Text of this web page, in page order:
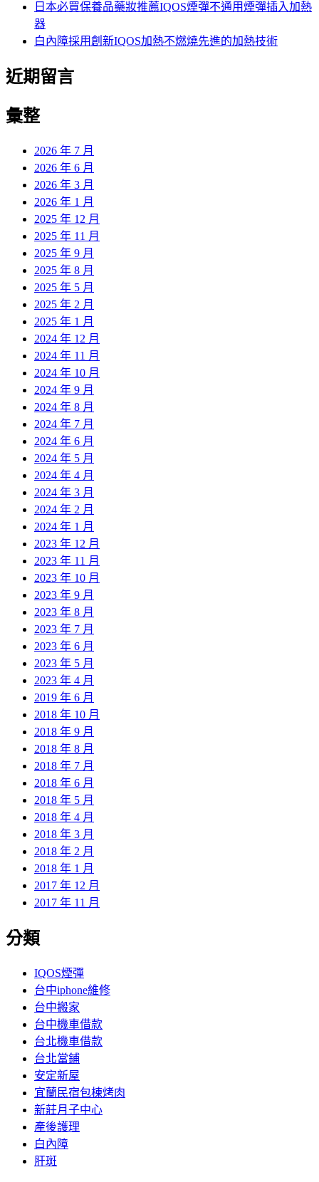
日本必買保養品藥妝推薦IQOS煙彈不通用煙彈插入加熱
器
白內障採用創新IQOS加熱不燃燒先進的加熱技術
近期留言
彙整
2026 年 7 月
2026 年 6 月
2026 年 3 月
2026 年 1 月
2025 年 12 月
2025 年 11 月
2025 年 9 月
2025 年 8 月
2025 年 5 月
2025 年 2 月
2025 年 1 月
2024 年 12 月
2024 年 11 月
2024 年 10 月
2024 年 9 月
2024 年 8 月
2024 年 7 月
2024 年 6 月
2024 年 5 月
2024 年 4 月
2024 年 3 月
2024 年 2 月
2024 年 1 月
2023 年 12 月
2023 年 11 月
2023 年 10 月
2023 年 9 月
2023 年 8 月
2023 年 7 月
2023 年 6 月
2023 年 5 月
2023 年 4 月
2019 年 6 月
2018 年 10 月
2018 年 9 月
2018 年 8 月
2018 年 7 月
2018 年 6 月
2018 年 5 月
2018 年 4 月
2018 年 3 月
2018 年 2 月
2018 年 1 月
2017 年 12 月
2017 年 11 月
分類
IQOS煙彈
台中iphone維修
台中搬家
台中機車借款
台北機車借款
台北當鋪
安定新屋
宜蘭民宿包棟烤肉
新莊月子中心
產後護理
白內障
肝斑